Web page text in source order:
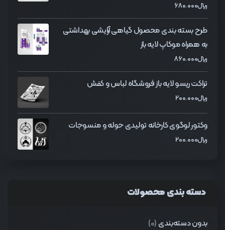
﷼680.000
طرح بسته بندی محصول گیاهی آرایشی بهداشتی
به همراه موکاپ لایه باز
﷼860.000
تراکت ریسو لایه باز فروشگاه لباس و کفش
﷼200.000
وکتور لوگوی کارخانه تولیدی حوله و منسوجات
﷼200.000
دسته بندی محصولات
بدون دسته‌بندی (0)